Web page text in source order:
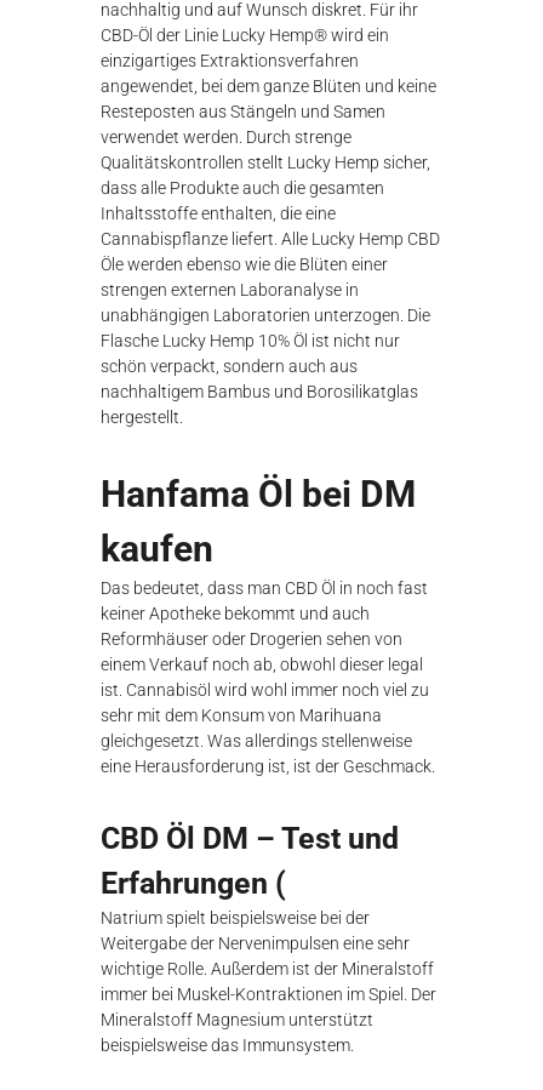
nachhaltig und auf Wunsch diskret. Für ihr
CBD-Öl der Linie Lucky Hemp® wird ein
einzigartiges Extraktionsverfahren
angewendet, bei dem ganze Blüten und keine
Resteposten aus Stängeln und Samen
verwendet werden. Durch strenge
Qualitätskontrollen stellt Lucky Hemp sicher,
dass alle Produkte auch die gesamten
Inhaltsstoffe enthalten, die eine
Cannabispflanze liefert. Alle Lucky Hemp CBD
Öle werden ebenso wie die Blüten einer
strengen externen Laboranalyse in
unabhängigen Laboratorien unterzogen. Die
Flasche Lucky Hemp 10% Öl ist nicht nur
schön verpackt, sondern auch aus
nachhaltigem Bambus und Borosilikatglas
hergestellt.
Hanfama Öl bei DM
kaufen
Das bedeutet, dass man CBD Öl in noch fast
keiner Apotheke bekommt und auch
Reformhäuser oder Drogerien sehen von
einem Verkauf noch ab, obwohl dieser legal
ist. Cannabisöl wird wohl immer noch viel zu
sehr mit dem Konsum von Marihuana
gleichgesetzt. Was allerdings stellenweise
eine Herausforderung ist, ist der Geschmack.
CBD Öl DM – Test und
Erfahrungen (
Natrium spielt beispielsweise bei der
Weitergabe der Nervenimpulsen eine sehr
wichtige Rolle. Außerdem ist der Mineralstoff
immer bei Muskel-Kontraktionen im Spiel. Der
Mineralstoff Magnesium unterstützt
beispielsweise das Immunsystem.